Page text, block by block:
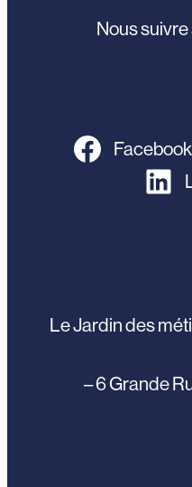
Nous
Facebook
Le Jardin des
– 6 Grande